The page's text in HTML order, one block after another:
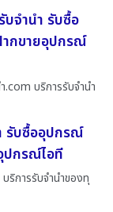
จำนำ รับซื้อ
กขายอุปกรณ์
.com บริการรับจำนำ
รับซื้ออุปกรณ์
ปกรณ์ไอที
ริการรับจำนำของทุ